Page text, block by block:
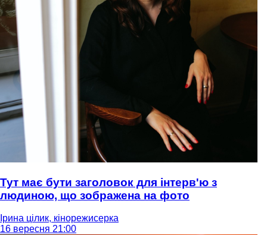
Тут має бути заголовок для інтерв'ю з
людиною, що зображена на фото
Ірина цілик, кінорежисерка
16 вересня 21:00